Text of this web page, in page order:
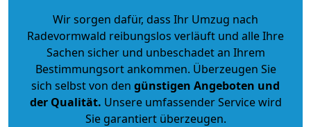
Wir sorgen dafür, dass Ihr Umzug nach
Radevormwald reibungslos verläuft und alle Ihre
Sachen sicher und unbeschadet an Ihrem
Bestimmungsort ankommen. Überzeugen Sie
sich selbst von den günstigen Angeboten und
der Qualität. Unsere umfassender Service wird
Sie garantiert überzeugen.